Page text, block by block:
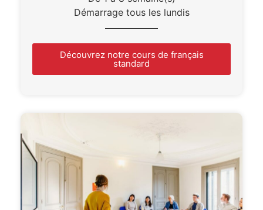
Démarrage tous les lundis
Découvrez notre cours de français
standard